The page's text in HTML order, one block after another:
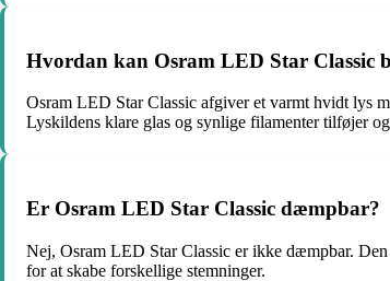
Hvordan kan Osram LED Star Classic
Osram LED Star Classic afgiver et varmt hvidt lys
Lyskildens klare glas og synlige filamenter tilføjer
Er Osram LED Star Classic dæmpbar?
Nej, Osram LED Star Classic er ikke dæmpbar.
for at skabe forskellige stemninger.